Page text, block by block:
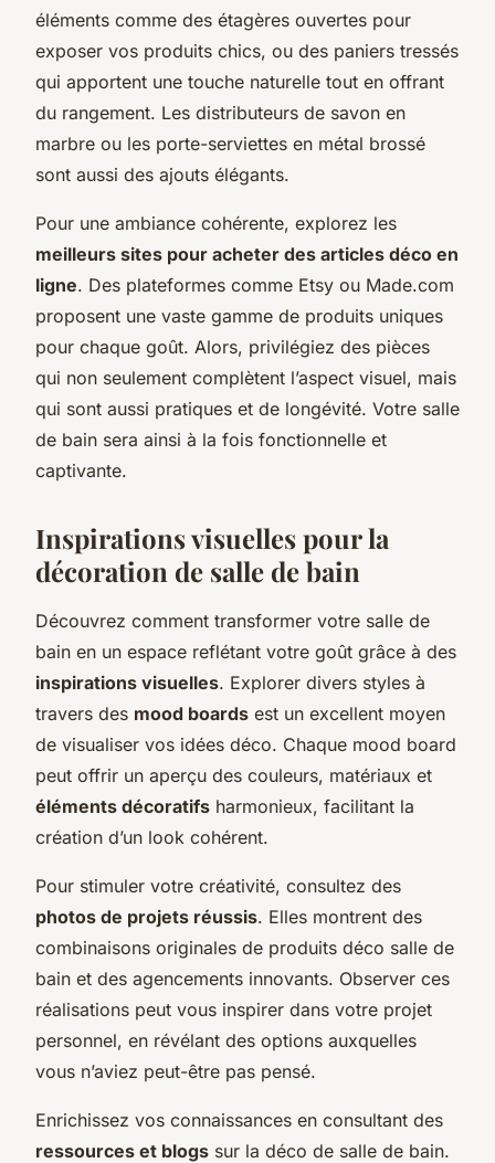
éléments comme des étagères ouvertes pour
exposer vos produits chics, ou des paniers tressés
qui apportent une touche naturelle tout en offrant
du rangement. Les distributeurs de savon en
marbre ou les porte-serviettes en métal brossé
sont aussi des ajouts élégants.
Pour une ambiance cohérente, explorez les
meilleurs sites pour acheter des articles déco en
ligne. Des plateformes comme Etsy ou Made.com
proposent une vaste gamme de produits uniques
pour chaque goût. Alors, privilégiez des pièces
qui non seulement complètent l’aspect visuel, mais
qui sont aussi pratiques et de longévité. Votre salle
de bain sera ainsi à la fois fonctionnelle et
captivante.
Inspirations visuelles pour la
décoration de salle de bain
Découvrez comment transformer votre salle de
bain en un espace reflétant votre goût grâce à des
inspirations visuelles. Explorer divers styles à
travers des mood boards est un excellent moyen
de visualiser vos idées déco. Chaque mood board
peut offrir un aperçu des couleurs, matériaux et
éléments décoratifs harmonieux, facilitant la
création d’un look cohérent.
Pour stimuler votre créativité, consultez des
photos de projets réussis. Elles montrent des
combinaisons originales de produits déco salle de
bain et des agencements innovants. Observer ces
réalisations peut vous inspirer dans votre projet
personnel, en révélant des options auxquelles
vous n’aviez peut-être pas pensé.
Enrichissez vos connaissances en consultant des
ressources et blogs sur la déco de salle de bain.